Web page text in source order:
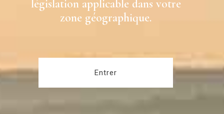
législation applicable dans votre
zone géographique.
Entrer